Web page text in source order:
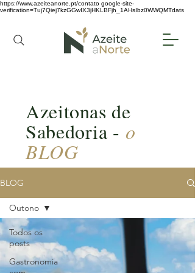
https://www.azeiteanorte.pt/contato google-site-
verification=Tuj7Qiej7kzGGwIX3jHKLBFjh_1AHsIbz0WWQMTdats
Azeitonas de
Sabedoria - o
BLOG
BLOG
Todos os
posts
Gastronomia
Outono